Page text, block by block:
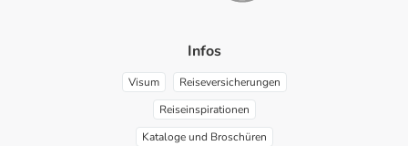
Infos
Visum
Reiseversicherungen
Reiseinspirationen
Kataloge und Broschüren